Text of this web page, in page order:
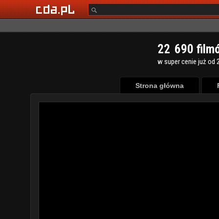
22 690
w super cenie już od
Strona główna